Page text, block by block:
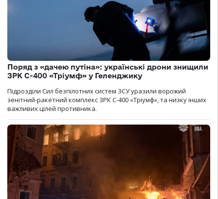
Поряд з «дачею путіна»: українські дрони знищили
ЗРК С-400 «Тріумф» у Геленджику
Підрозділи Сил безпілотних систем ЗСУ уразили ворожий
зенітний-ракетний комплекс ЗРК С-400 «Тріумф», та низку інших
важливих цілей противника.